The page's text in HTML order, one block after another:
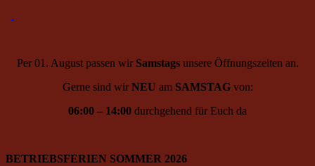
Per 01. August passen wir Samstagsunsere Öffnungszeiten an.
Gerne sind wir NEU am SAMSTAG von:
06:00 – 14:00 durchgehend für Euch da
BETRIEBSFERIEN SOMMER 2026